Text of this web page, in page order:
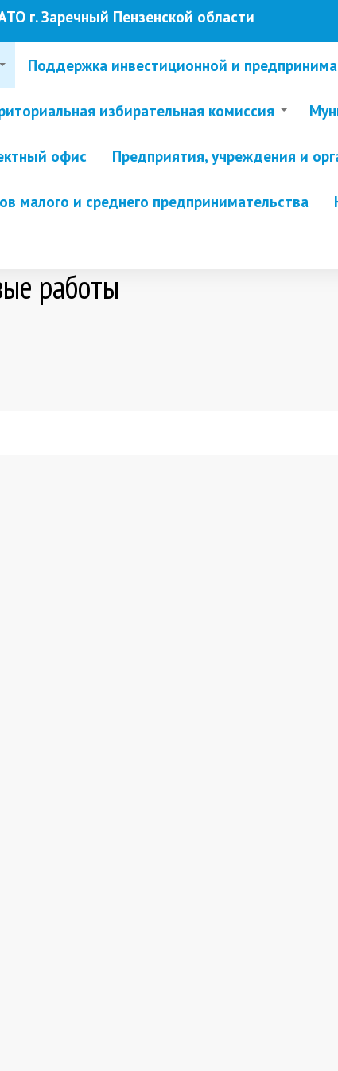
г. Заречный Пензенской области
Поддержка инвестиционной и
избирательная комиссия
офис Предприятия, учреждения и
малого и среднего предпринимательства
работы